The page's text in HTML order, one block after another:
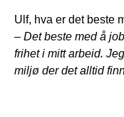
Ulf, hva er det beste
– Det beste med å
frihet i mitt arbeid.
miljø der det alltid